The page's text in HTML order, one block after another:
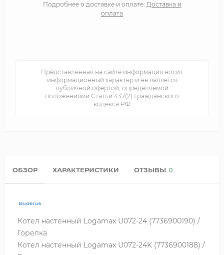
Подробнее о доставке и оплате: Доставка и
оплата
Представленная на сайте информация носит
информационный характер и не является
публичной офертой, определяемой
положениями Статьи 437(2) Гражданского
кодекса РФ
ОБЗОР ХАРАКТЕРИСТИКИ ОТЗЫВЫ 0
Котел настенный Logamax U072-24 (7736900190) /
Горелка
Котел настенный Logamax U072-24K (7736900188) /